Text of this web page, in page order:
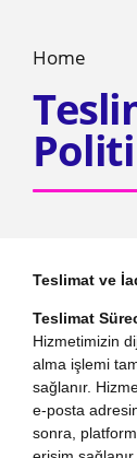
Home
Teslimat ve
Teslimat
Hizmetimizin
alma işlemi
sağlanır.
e-posta
sonra,